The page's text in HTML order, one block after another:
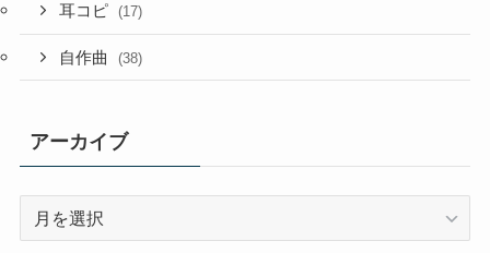
耳コピ (17)
自作曲 (38)
アーカイブ